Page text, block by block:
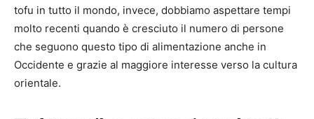
tofu in tutto il mondo, invece, dobbiamo aspettare tempi
molto recenti quando è cresciuto il numero di persone
che seguono questo tipo di alimentazione anche in
Occidente e grazie al maggiore interesse verso la cultura
orientale.